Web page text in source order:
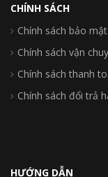
CHÍNH SÁCH
Chính sách bảo
Chính sách vận
Chính sách thanh
Chính sách đổi trả
HƯỚNG DẪN